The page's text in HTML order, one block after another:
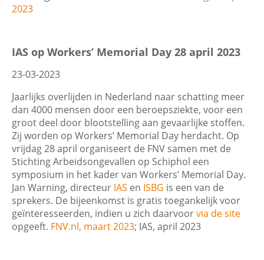
2023
IAS op Workers’ Memorial Day 28 april 2023
23-03-2023
Jaarlijks overlijden in Nederland naar schatting meer
dan 4000 mensen door een beroepsziekte, voor een
groot deel door blootstelling aan gevaarlijke stoffen.
Zij worden op Workers’ Memorial Day herdacht. Op
vrijdag 28 april organiseert de FNV samen met de
Stichting Arbeidsongevallen op Schiphol een
symposium in het kader van Workers’ Memorial Day.
Jan Warning, directeur IAS en ISBG is een van de
sprekers. De bijeenkomst is gratis toegankelijk voor
geïnteresseerden, indien u zich daarvoorvia de site
opgeeft. FNV.nl, maart 2023; IAS, april 2023